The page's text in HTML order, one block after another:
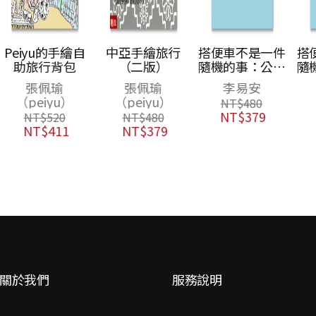
中亞手繪旅行
（二版）
張佩瑜
（peiyu）
NT$480
NT$379
搭便車不是一件
隨機的事：公路
上3萬5千6百公
里的追尋，在國
與界之間探索世
界
李易安
NT$480
NT$379
搭便車不是一件
隨機的事：公路
上3萬5千6百公
里的追尋，在國
與界之間探索世
界
李易安
NT$430
NT$340
於我們 服務說明